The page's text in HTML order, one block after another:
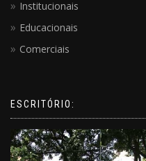
Institucionais
Educacionais
Comerciais
ESCRITÓRIO: